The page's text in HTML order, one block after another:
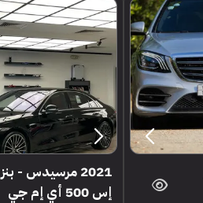
2021 مرسيدس - بنز
إس 500 أي إم جي